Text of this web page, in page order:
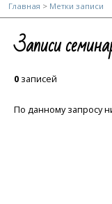
Главная > Метки записи
Записи
0 записей
По данному запросу